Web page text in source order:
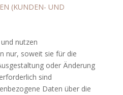
(KUNDEN- UND
nutzen
nur, soweit sie für die
oder Änderung
sind
Daten über die